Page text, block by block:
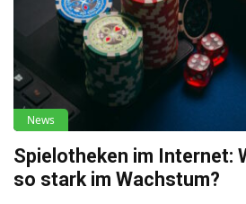
News
Spielotheken im Internet:
so stark im Wachstum?